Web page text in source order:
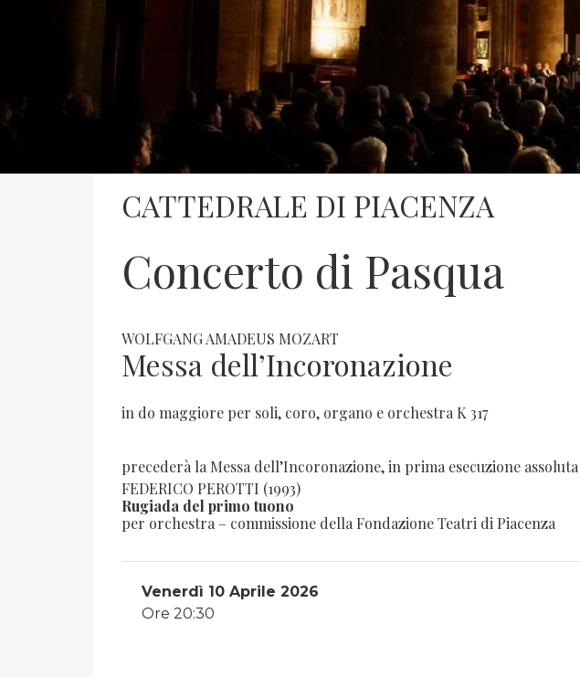
CATTEDRALE DI PIACENZA
Concerto di Pasqua
WOLFGANG AMADEUS MOZART
Messa dell’Incoronazione
in do maggiore per soli, coro, organo e orchestra K 317
precederà la Messa dell’Incoronazione, in prima esecuzione assoluta
FEDERICO PEROTTI (1993)
Rugiada del primo tuono
per orchestra – commissione della Fondazione Teatri di Piacenza
Venerdì 10 Aprile 2026
Ore 20:30